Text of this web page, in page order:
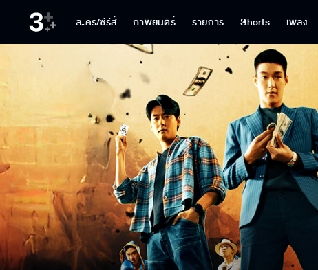
ละคร/ซีรีส์ ภาพยนตร์ รายการ Shorts เพลง